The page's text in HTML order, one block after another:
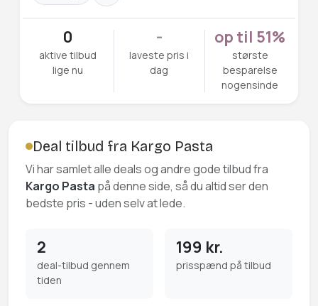
0
aktive tilbud
lige nu
-
laveste pris i
dag
op til 51%
største
besparelse
nogensinde
Deal tilbud fra Kargo Pasta
Vi har samlet alle deals og andre gode tilbud fra
Kargo Pasta på denne side, så du altid ser den
bedste pris - uden selv at lede.
2
deal-tilbud gennem
tiden
199 kr.
prisspænd på tilbud